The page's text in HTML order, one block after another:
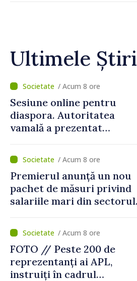
Ultimele Știri
/ Acum 8 ore
Sesiune online pentru
diaspora. Autoritatea
vamală a prezentat
revenirea în țară
/ Acum 8 ore
Premierul anunță un nou
pachet de măsuri privind
salariile mari din sectorul
/ Acum 8 ore
FOTO // Peste 200 de
reprezentanți ai APL,
instruiți în cadrul